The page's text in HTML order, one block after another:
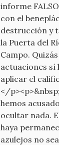
informe
con el
destrucción y
la Puerta del
Campo.
actuaciones sí
aplicar el
</
hemos
ocultar nada.
haya
azulejos no